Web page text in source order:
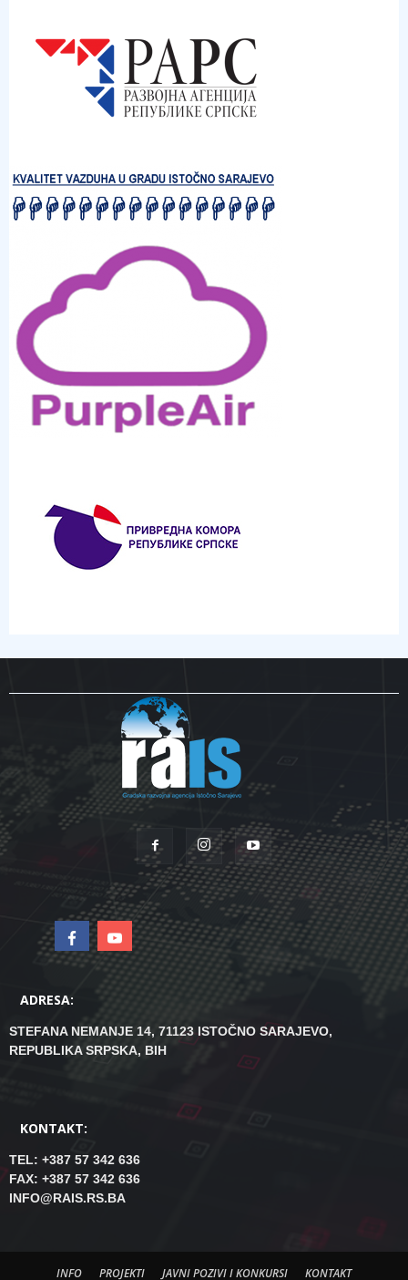
ADRESA:
STEFANA NEMANJE 14, 71123 ISTOČNO SARAJEVO,
REPUBLIKA SRPSKA, BIH
KONTAKT:
TEL: +387 57 342 636
FAX: +387 57 342 636
INFO@RAIS.RS.BA
INFO PROJEKTI JAVNI POZIVI I KONKURSI KONTAKT